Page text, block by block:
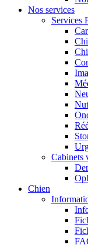
Nos services
Services
Cabinets
Chien